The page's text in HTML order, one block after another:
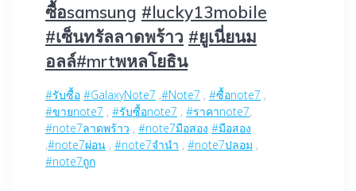
ซื้อsamsung‬ ‪#‎lucky13mobile‬
‪#‎เซ็นทรัลลาดพร้าว‬ ‪#‎ยูเนี่ยนม
อลล์‬‪#‎mrtพหลโยธิน‬
‪#‎รับซื้อ‬ ‪#‎GalaxyNote7‬ ,‪#‎Note7‬ , ‪#‎ซื้อnote7‬ ,
‪#‎ขายnote7‬ , ‪#‎รับซื้อnote7‬ , ‪#‎ราคาnote7‬,
‪#‎note7ลาดพร้าว‬ , ‪#‎note7มือสอง‬ ‪#‎มือสอง‬
,‪#‎note7ผ่อน‬ , ‪#‎note7จำนำ‬ , ‪#‎note7ปลอม‬ ,
‪#‎note7ถูก‬